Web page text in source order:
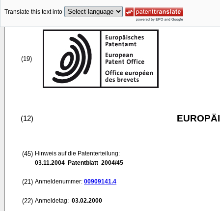
Translate this text into
(19)
(12)
(45) Hinweis auf die Patenterteilung:
03.11.2004 Patentblatt 2004/45
(21) Anmeldenummer: 00909141.4
(22) Anmeldetag: 03.02.2000